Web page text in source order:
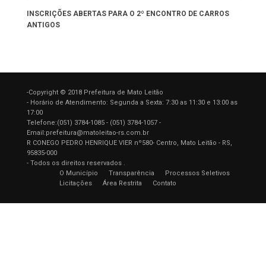
INSCRIÇÕES ABERTAS PARA O 2º ENCONTRO DE CARROS
ANTIGOS
-Copyright © 2018 Prefeitura de Mato Leitão
- Horário de Atendimento: Segunda a Sexta: 7:30 as 11:30 e 13:00 as
17:00
Telefone:(051) 3784-1085 - (051) 3784-1057 -
Email:prefeitura@matoleitao-rs.com.br
R CONEGO PEDRO HENRIQUE VIER nº580- Centro, Mato Leitão - RS,
95835-000
- Todos os direitos reservados .
O Município
Transparência
Processos Seletivos
Licitações
Área Restrita Contato